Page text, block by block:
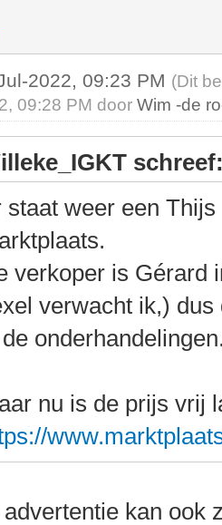
2022, 09:23 PM (Dit
09:28 PM doorWim -de
staat weer een
verkoper is Gérard
verwacht ik,)
nu is de prijs vrij
advertentie kan ook